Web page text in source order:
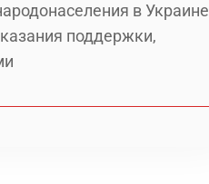
в Украине
поддержки,